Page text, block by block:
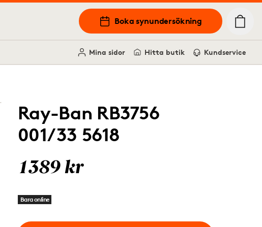
Boka synundersökning
Mina sidor Hitta butik Kundservice
Ray-Ban RB3756
001/33 5618
1389 kr
Bara online